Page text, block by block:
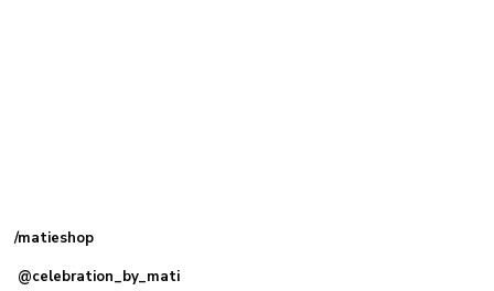
/matieshop
@celebration_by_mati